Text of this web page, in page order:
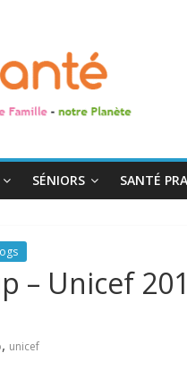
SÉNIORS SANTÉ
– Unicef
, unicef